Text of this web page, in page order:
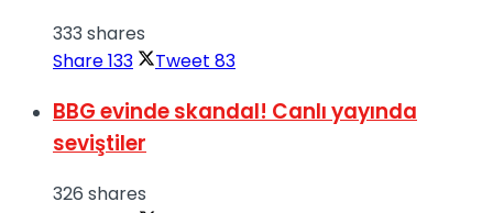
333 shares
Share133 Tweet 83
BBG evinde skandal! Canlı yayında
seviştiler
326 shares